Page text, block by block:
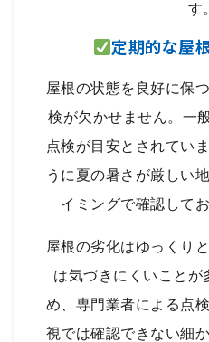
す。
定期的な屋
屋根の状態を良好に保
検が欠かせません。一
点検が目安とされてい
うに夏の暑さが厳しい
イミングで確認して
屋根の劣化はゆっくり
は気づきにくいことが
め、専門業者による点
視では確認できない細